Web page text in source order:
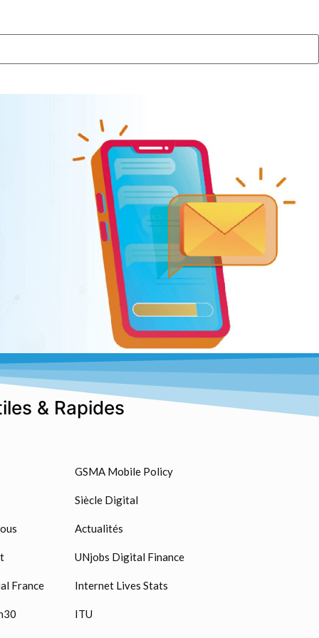
& Rapides
France
GSMA Mobile Policy
Siècle Digital
Actualités
UNjobs Digital Finance
Internet Lives Stats
ITU